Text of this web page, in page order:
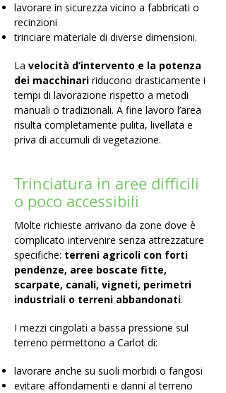
lavorare in sicurezza vicino a fabbricati o
recinzioni
trinciare materiale di diverse dimensioni.
La velocità d’intervento e la potenza
dei macchinari riducono drasticamente i
tempi di lavorazione rispetto a metodi
manuali o tradizionali. A fine lavoro l’area
risulta completamente pulita, livellata e
priva di accumuli di vegetazione.
Trinciatura in aree difficili
o poco accessibili
Molte richieste arrivano da zone dove è
complicato intervenire senza attrezzature
specifiche: terreni agricoli con forti
pendenze, aree boscate fitte,
scarpate, canali, vigneti, perimetri
industriali o terreni abbandonati.
I mezzi cingolati a bassa pressione sul
terreno permettono a Carlot di:
lavorare anche su suoli morbidi o fangosi
evitare affondamenti e danni al terreno